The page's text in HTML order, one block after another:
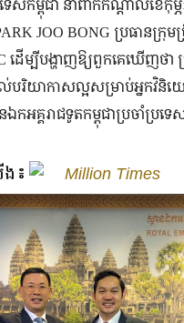
សកម្ពុជា នាពាក់កណ្ដាលខែកុម្
JOO BONG ប្រធានក្រុម
ដើម្បីបង្ហាញឱ្យពួកគេឃើញថា
ល់បរិយាកាសល្អសម្រាប់អ្នកវិនិយ
កអគ្គរាជទូតកម្ពុជាប្រចាំប្រទេ
៖ Million Times